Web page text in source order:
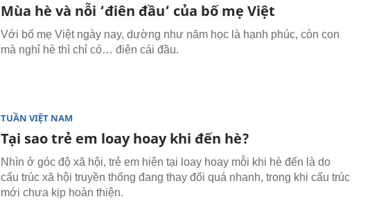
Mùa hè và nỗi ‘điên đầu’ của bố mẹ Việt
Với bố mẹ Việt ngày nay, dường như năm học là hạnh phúc, còn con
mà nghỉ hè thì chỉ có… điên cái đầu.
TUẦN VIỆT NAM
Tại sao trẻ em loay hoay khi đến hè?
Nhìn ở góc độ xã hội, trẻ em hiện tại loay hoay mỗi khi hè đến là do
cấu trúc xã hội truyền thống đang thay đổi quá nhanh, trong khi cấu trúc
mới chưa kịp hoàn thiện.